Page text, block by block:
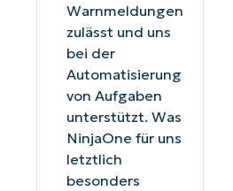
Warnmeldungen
zulässt und uns
bei der
Automatisierung
von Aufgaben
unterstützt. Was
NinjaOne für uns
letztlich
besonders